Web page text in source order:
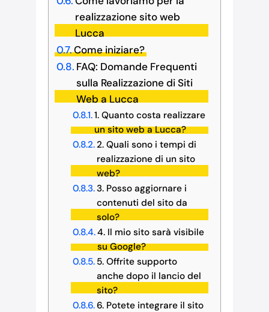
realizzazione sito web
Lucca
Come iniziare?
FAQ: Domande Frequenti
sulla Realizzazione di Siti
Web a Lucca
1. Quanto costa realizzare
un sito web a Lucca?
2. Quali sono i tempi di
realizzazione di un sito
web?
3. Posso aggiornare i
contenuti del sito da
solo?
4. Il mio sito sarà visibile
su Google?
5. Offrite supporto
anche dopo il lancio del
sito?
6. Potete integrare il sito